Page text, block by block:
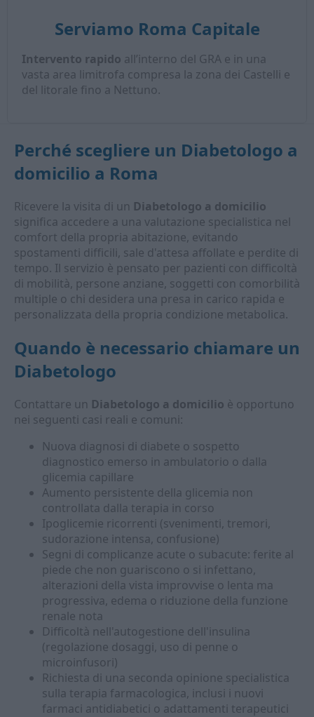
Serviamo Roma Capitale
Intervento rapido all’interno del GRA e in una
vasta area limitrofa compresa la zona dei Castelli e
del litorale fino a Nettuno.
Perché scegliere un Diabetologo a
domicilio a Roma
Ricevere la visita di un Diabetologo a domicilio
significa accedere a una valutazione specialistica nel
comfort della propria abitazione, evitando
spostamenti difficili, sale d'attesa affollate e perdite di
tempo. Il servizio è pensato per pazienti con difficoltà
di mobilità, persone anziane, soggetti con comorbilità
multiple o chi desidera una presa in carico rapida e
personalizzata della propria condizione metabolica.
Quando è necessario chiamare un
Diabetologo
Contattare un Diabetologo a domicilio è opportuno
nei seguenti casi reali e comuni:
Nuova diagnosi di diabete o sospetto
diagnostico emerso in ambulatorio o dalla
glicemia capillare
Aumento persistente della glicemia non
controllata dalla terapia in corso
Ipoglicemie ricorrenti (svenimenti, tremori,
sudorazione intensa, confusione)
Segni di complicanze acute o subacute: ferite al
piede che non guariscono o si infettano,
alterazioni della vista improvvise o lenta ma
progressiva, edema o riduzione della funzione
renale nota
Difficoltà nell'autogestione dell'insulina
(regolazione dosaggi, uso di penne o
microinfusori)
Richiesta di una seconda opinione specialistica
sulla terapia farmacologica, inclusi i nuovi
farmaci antidiabetici o adattamenti terapeutici